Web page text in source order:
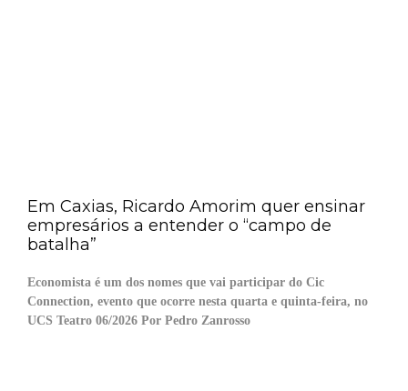
Em Caxias, Ricardo Amorim quer ensinar
empresários a entender o “campo de
batalha”
Economista é um dos nomes que vai participar do Cic
Connection, evento que ocorre nesta quarta e quinta-feira, no
UCS Teatro 06/2026 Por Pedro Zanrosso